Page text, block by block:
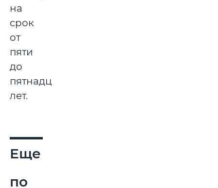
на
срок
от
пяти
до
пятнадцати
лет.
Еще
по